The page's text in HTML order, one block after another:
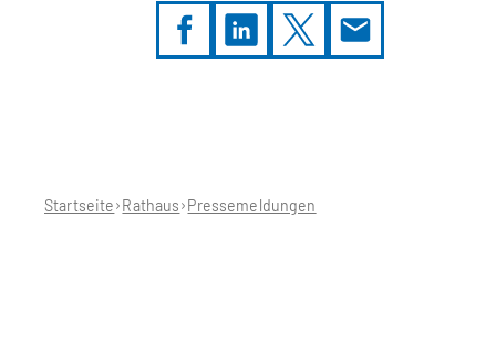
hier:Startseite Rathaus Pressemeldungen